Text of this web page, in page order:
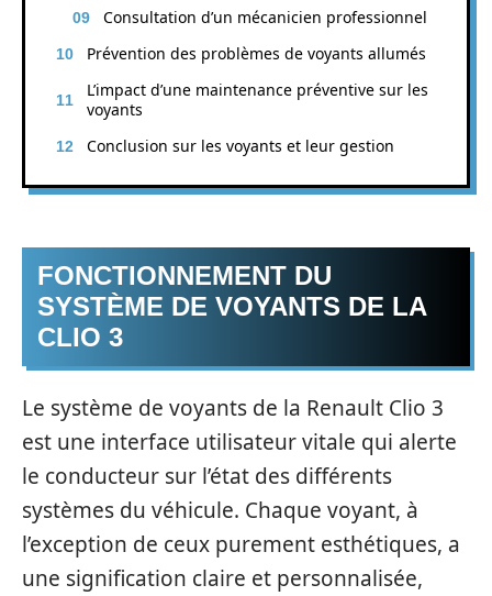
Consultation d’un mécanicien professionnel
Prévention des problèmes de voyants allumés
L’impact d’une maintenance préventive sur les
voyants
Conclusion sur les voyants et leur gestion
FONCTIONNEMENT DU
SYSTÈME DE VOYANTS DE LA
CLIO 3
Le système de voyants de la Renault Clio 3
est une interface utilisateur vitale qui alerte
le conducteur sur l’état des différents
systèmes du véhicule. Chaque voyant, à
l’exception de ceux purement esthétiques, a
une signification claire et personnalisée,